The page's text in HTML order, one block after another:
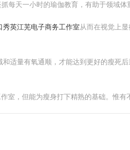
每天一小时的瑜伽教育，有助于领域体
秀英江芜电子商务工作室从而在视觉上
适量有氧通顺，才能达到更好的瘦死
室，但能为瘦身打下精熟的基础。惟